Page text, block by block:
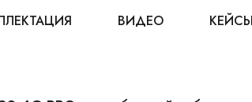
ВИДЕО КЕЙСЫ